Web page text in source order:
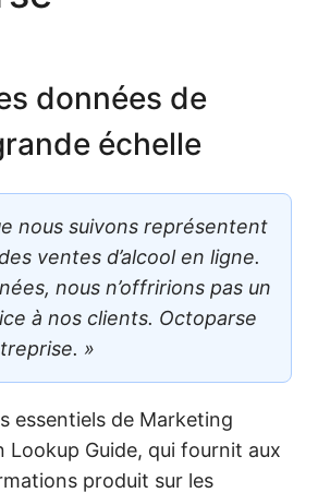
données de
échelle
nous suivons représentent
ventes d’alcool en ligne.
nous n’offririons pas un
à nos clients. Octoparse
»
essentiels de Marketing
Lookup Guide, qui fournit aux
produit sur les